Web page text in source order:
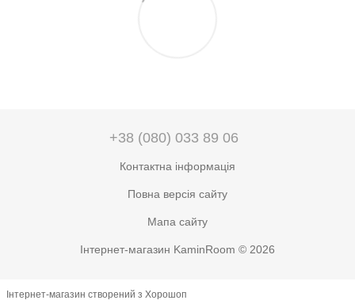
+38 (080) 033 89 06
Контактна інформація
Повна версія сайту
Мапа сайту
Інтернет-магазин KaminRoom © 2026
Інтернет-магазин створений з Хорошоп